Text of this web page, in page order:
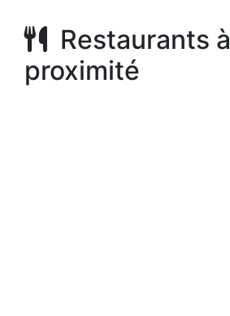
Restaurants à
proximité